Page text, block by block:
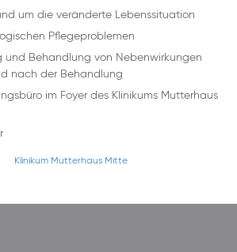
um die veränderte Lebenssituation
Pflegeproblemen
und Behandlung von Nebenwirkungen
nach der Behandlung
im Foyer des Klinikums Mutterhaus
Klinikum Mutterhaus Mitte